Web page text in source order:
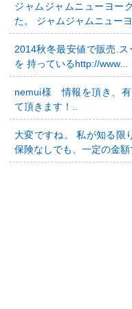
ジャムジャムニューヨー
た。 ジャムジャムニュー
2014秋冬最安値で販売.
を 持っているhttp://www...
nemui様 情報を頂き、有
て頂きます！..
大変ですね。 私が知る限
保険なしでも、一定の金額